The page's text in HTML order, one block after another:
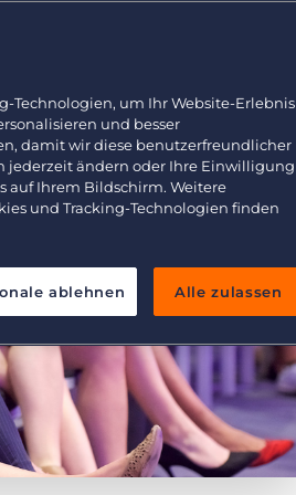
Interimslösungen
Technologien, um Ihr Website-Erlebnis
und besser
damit wir diese benutzerfreundlicher
jederzeit ändern oder Ihre Einwilligung
auf Ihrem Bildschirm. Weitere
und Tracking-Technologien finden
ablehnen Alle zulassen